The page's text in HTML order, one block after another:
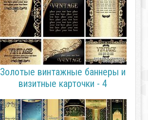
Золотые винтажные баннеры и
визитные карточки - 4